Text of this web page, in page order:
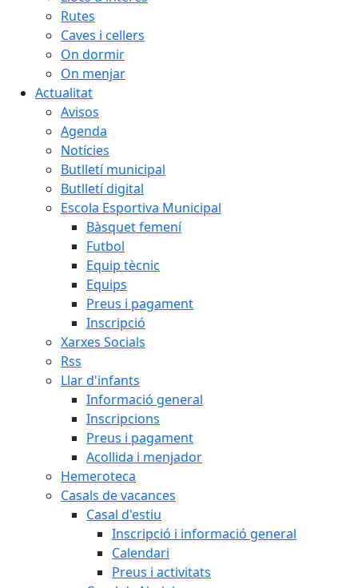
Rutes
Caves i cellers
On dormir
On menjar
Actualitat
Avisos
Agenda
Notícies
Butlletí municipal
Butlletí digital
Escola Esportiva Municipal
Bàsquet femení
Futbol
Equip tècnic
Equips
Preus i pagament
Inscripció
Xarxes Socials
Rss
Llar d'infants
Informació general
Inscripcions
Preus i pagament
Acollida i menjador
Hemeroteca
Casals de vacances
Casal d'estiu
Inscripció i informació general
Calendari
Preus i activitats